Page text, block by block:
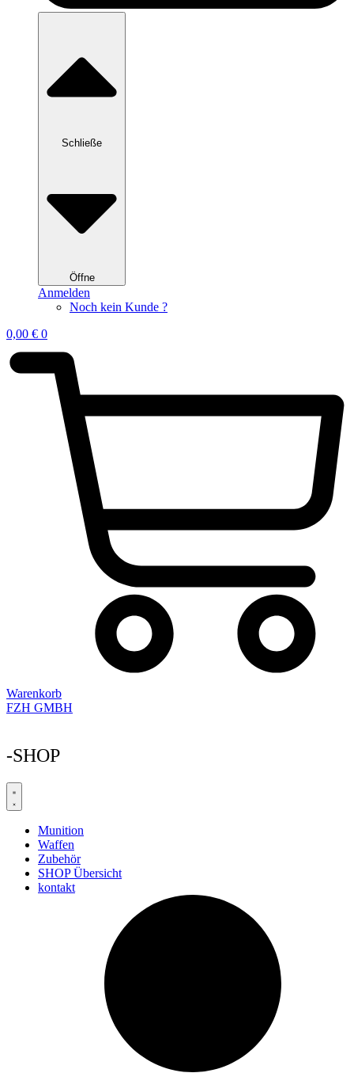
Schließe
Öffne
Anmelden
Noch kein Kunde ?
0,00 € 0
Warenkorb
FZH GMBH
-SHOP
Munition
Waffen
Zubehör
SHOP Übersicht
kontakt